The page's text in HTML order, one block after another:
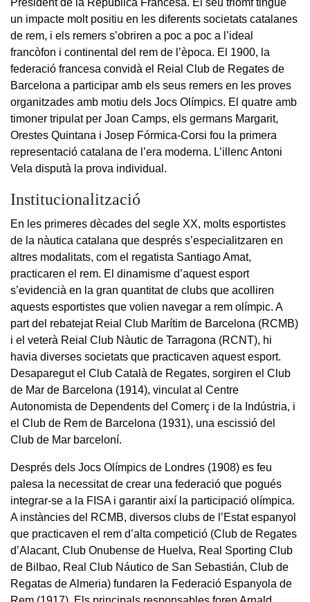
President de la República Francesa. El seu triomf tingué
un impacte molt positiu en les diferents societats catalanes
de rem, i els remers s’obriren a poc a poc a l’ideal
francòfon i continental del rem de l’època. El 1900, la
federació francesa convidà el Reial Club de Regates de
Barcelona a participar amb els seus remers en les proves
organitzades amb motiu dels Jocs Olímpics. El quatre amb
timoner tripulat per Joan Camps, els germans Margarit,
Orestes Quintana i Josep Fórmica-Corsi fou la primera
representació catalana de l’era moderna. L’illenc Antoni
Vela disputà la prova individual.
Institucionalització
En les primeres dècades del segle XX, molts esportistes
de la nàutica catalana que després s’especialitzaren en
altres modalitats, com el regatista Santiago Amat,
practicaren el rem. El dinamisme d’aquest esport
s’evidencià en la gran quantitat de clubs que acolliren
aquests esportistes que volien navegar a rem olímpic. A
part del rebatejat Reial Club Marítim de Barcelona (RCMB)
i el veterà Reial Club Nàutic de Tarragona (RCNT), hi
havia diverses societats que practicaven aquest esport.
Desaparegut el Club Català de Regates, sorgiren el Club
de Mar de Barcelona (1914), vinculat al Centre
Autonomista de Dependents del Comerç i de la Indústria, i
el Club de Rem de Barcelona (1931), una escissió del
Club de Mar barceloní.
Després dels Jocs Olímpics de Londres (1908) es feu
palesa la necessitat de crear una federació que pogués
integrar-se a la FISA i garantir així la participació olímpica.
A instàncies del RCMB, diversos clubs de l’Estat espanyol
que practicaven el rem d’alta competició (Club de Regates
d’Alacant, Club Onubense de Huelva, Real Sporting Club
de Bilbao, Real Club Náutico de San Sebastián, Club de
Regatas de Almeria) fundaren la Federació Espanyola de